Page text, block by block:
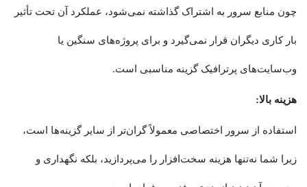
چون منابع سرور به اشتراک گذاشته نمی‌شود، عملکرد آن تحت تأثیر
بار کاری دیگران قرار نمی‌گیرد و برای پروژه‌های سنگین یا
وب‌سایت‌های پرترافیک گزینه مناسبی است.
هزینه بالا:
استفاده از سرور اختصاصی معمولاً گران‌تر از سایر گزینه‌ها است،
زیرا شما نه‌تنها هزینه سخت‌افزار را می‌پردازید، بلکه نگهداری و